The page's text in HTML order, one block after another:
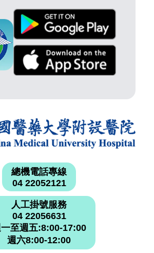
總機電話專線
04 22052121
人工掛號服務
04 22056631
至週五:8:00-17:00
週六8:00-12:00